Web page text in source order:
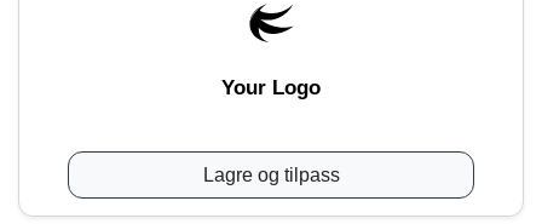
Your Logo
Lagre og tilpass